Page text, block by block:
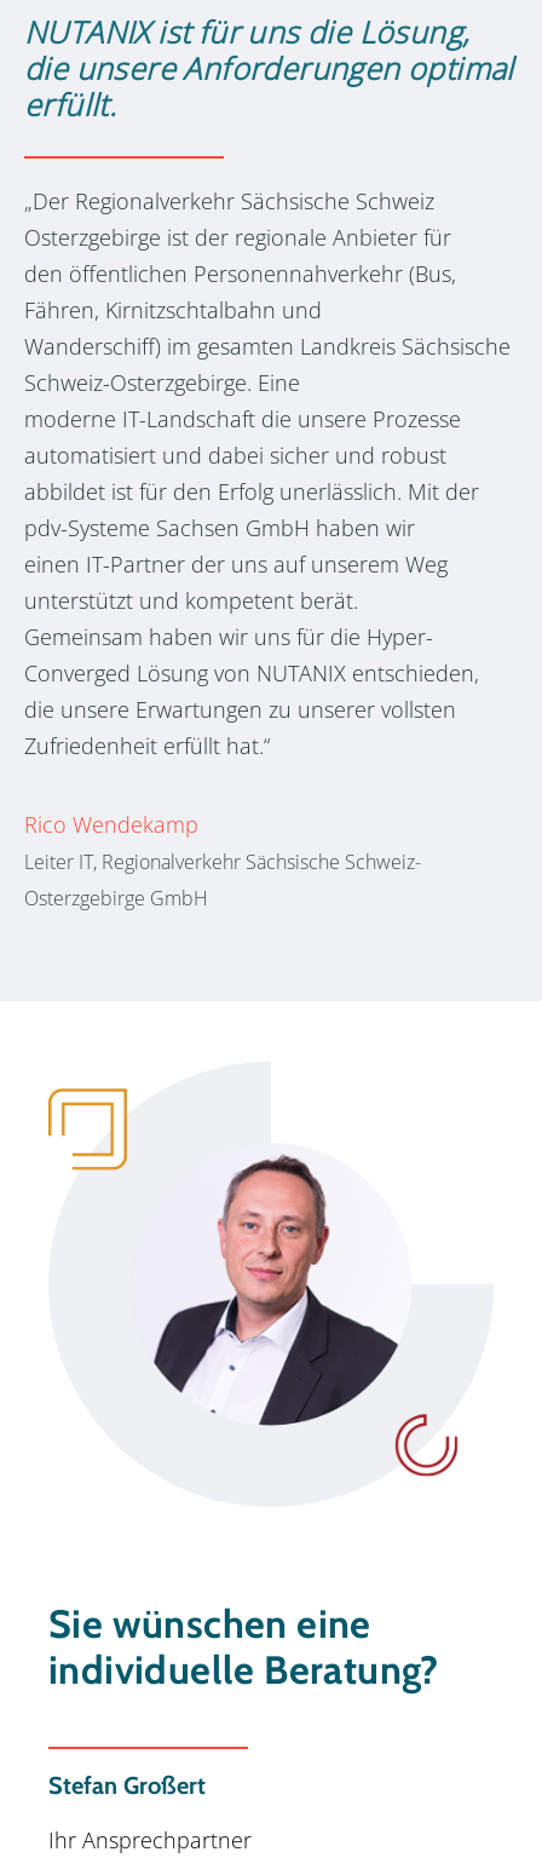
NUTANIX ist für uns die Lösung,
die unsere Anforderungen optimal
erfüllt.
„Der Regionalverkehr Sächsische Schweiz
Osterzgebirge ist der regionale Anbieter für
den öffentlichen Personennahverkehr (Bus,
Fähren, Kirnitzschtalbahn und
Wanderschiff) im gesamten Landkreis Sächsische
Schweiz-Osterzgebirge. Eine
moderne IT-Landschaft die unsere Prozesse
automatisiert und dabei sicher und robust
abbildet ist für den Erfolg unerlässlich. Mit der
pdv-Systeme Sachsen GmbH haben wir
einen IT-Partner der uns auf unserem Weg
unterstützt und kompetent berät.
Gemeinsam haben wir uns für die Hyper-
Converged Lösung von NUTANIX entschieden,
die unsere Erwartungen zu unserer vollsten
Zufriedenheit erfüllt hat.“
Rico Wendekamp
Leiter IT, Regionalverkehr Sächsische Schweiz-
Osterzgebirge GmbH
Sie wünschen eine
individuelle Beratung?
Stefan Großert
Ihr Ansprechpartner